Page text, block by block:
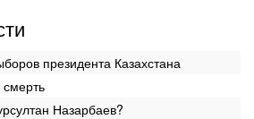
президента Казахстана
Назарбаев?